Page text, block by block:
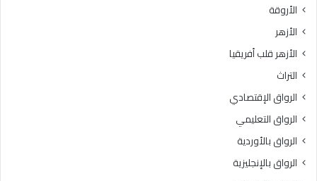
الأروقة
الأزهر
الأزهر قلب أفريقيا
التراث
الرواق الإقتصادي
الرواق التعليمي
الرواق بالأوردية
الرواق بالإنجليزية